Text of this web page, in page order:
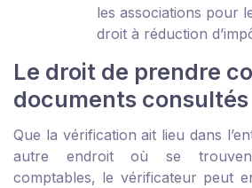
les associations pour
droit à réduction
Le droit de prendre
documents consultés
Que la vérification ait lieu dans
autre endroit où se
comptables, le vérificateur peut